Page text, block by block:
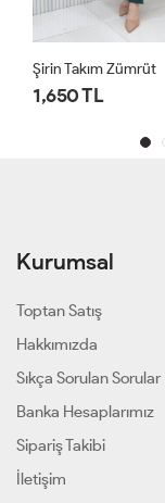
Şirin Takım Zümrüt
1,650 TL
Kurumsal
Toptan Satış
Hakkımızda
Sıkça Sorulan Sorular
Banka Hesaplarımız
Sipariş Takibi
İletişim